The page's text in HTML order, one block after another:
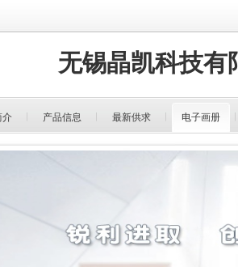
无锡晶凯科技有
介 产品信息 最新供求 电子画册